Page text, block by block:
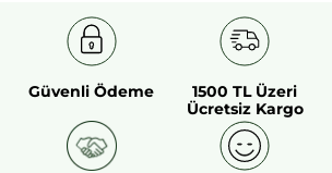
Güvenli Ödeme
1500 TL Üzeri
Ücretsiz Kargo